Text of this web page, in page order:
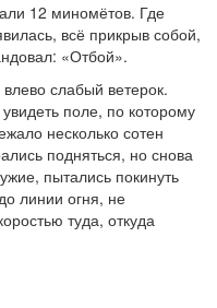
12 миномётов. Где
всё прикрыв собой,
«Отбой».
слабый ветерок.
поле, по которому
несколько сотен
подняться, но снова
пытались покинуть
линии огня, не
туда, откуда